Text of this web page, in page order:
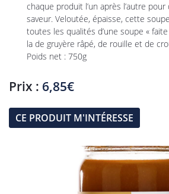
En cochant cette case, vous consentez à recevoir nos
l'adresse email indiqué ci-dessus. Vous pouvez vous
utilisant le formulaire de désinscription.
chaque produit l’un après l’autre
saveur. Veloutée, épaisse, cette
toutes les qualités d’une soupe «
la de gruyère râpé, de rouille et de
Poids net : 750g
Prix : 6,85€
CE PRODUIT M'INTÉRESSE